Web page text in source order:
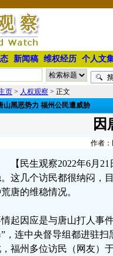
新闻稿 维权经历 个人文
页 > 人权观察 > 正文
山黑恶势力 福州公民遭威胁
因
作者：
【民生观察2022年6月
这几个访民都很纳闷，
唐的维稳情况。
起因应是与唐山打人事
，连中央督导组都进驻
，福州多位访民（网友）